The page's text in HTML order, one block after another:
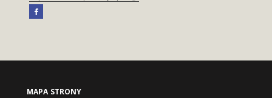
MAPA STRONY